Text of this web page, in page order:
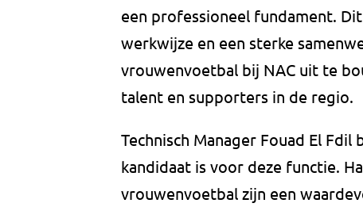
een professioneel fundament.
werkwijze en een sterke
vrouwenvoetbal bij NAC uit te
talent en supporters in de regio.
Technisch Manager Fouad El
kandidaat is voor deze functie.
vrouwenvoetbal zijn een